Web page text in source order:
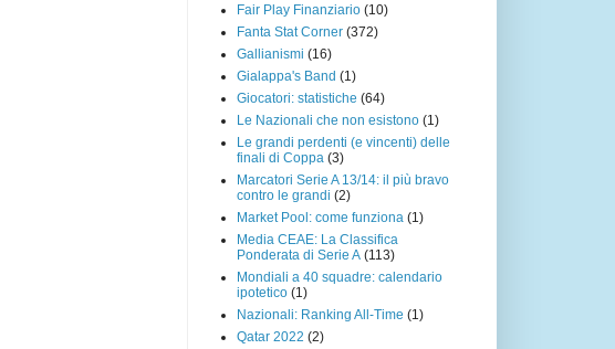
Fair Play Finanziario (10)
Fanta Stat Corner (372)
Gallianismi (16)
Gialappa's Band (1)
Giocatori: statistiche (64)
Le Nazionali che non esistono (1)
Le grandi perdenti (e vincenti) delle
finali di Coppa (3)
Marcatori Serie A 13/14: il più bravo
contro le grandi (2)
Market Pool: come funziona (1)
Media CEAE: La Classifica
Ponderata di Serie A (113)
Mondiali a 40 squadre: calendario
ipotetico (1)
Nazionali: Ranking All-Time (1)
Qatar 2022 (2)